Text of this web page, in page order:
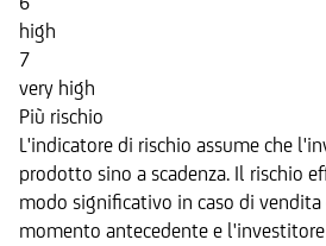
high
7
very high
Più rischio
L'indicatore di rischio assume che
prodotto sino a scadenza. Il rischio
modo significativo in caso di
momento antecedente e